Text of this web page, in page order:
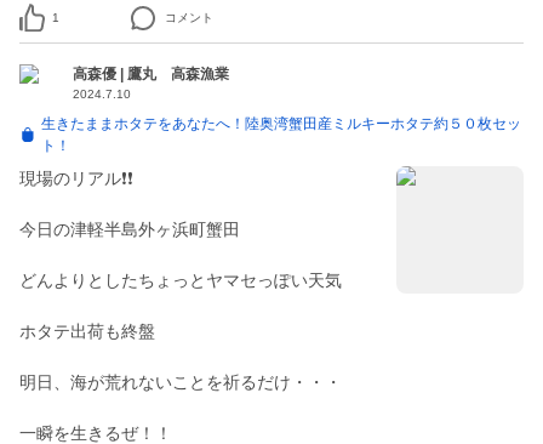
1 コメント
高森優 | 鷹丸 高森漁業
2024.7.10
生きたままホタテをあなたへ！陸奥湾蟹田産ミルキーホタテ約５０枚セッ
ト！
現場のリアル❗❗
今日の津軽半島外ヶ浜町蟹田
どんよりとしたちょっとヤマセっぽい天気
ホタテ出荷も終盤
明日、海が荒れないことを祈るだけ・・・
一瞬を生きるぜ！！